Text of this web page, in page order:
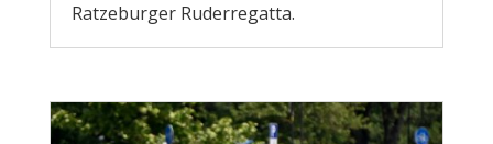
Ratzeburger Ruderregatta.